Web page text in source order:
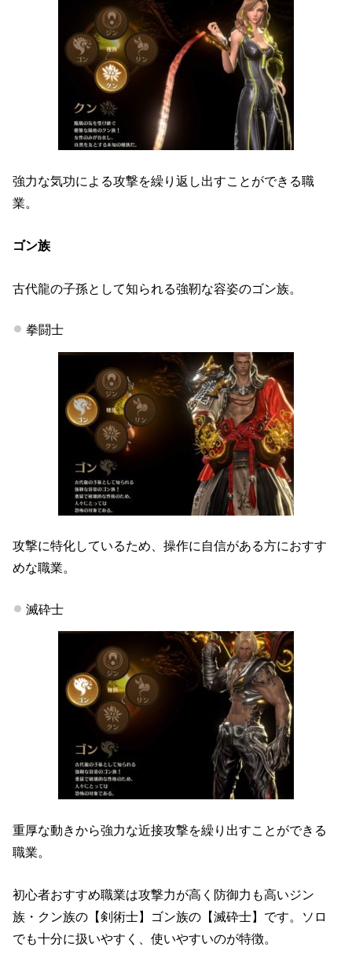
強力な気功による攻撃を繰り返し出すことができる職
業。
ゴン族
古代龍の子孫として知られる強靭な容姿のゴン族。
拳闘士
攻撃に特化しているため、操作に自信がある方におすす
めな職業。
滅砕士
重厚な動きから強力な近接攻撃を繰り出すことができる
職業。
初心者おすすめ職業は攻撃力が高く防御力も高いジン
族・クン族の【剣術士】ゴン族の【滅砕士】です。ソロ
でも十分に扱いやすく、使いやすいのが特徴。